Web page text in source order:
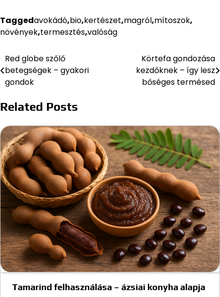
Taggedavokádó,bio,kertészet,magról,mítoszok,
növények,termesztés,valóság
Bejegyzés
navigáció
Red globe szőlő
betegségek – gyakori
gondok
Körtefa gondozása
kezdőknek – így lesz
bőséges termésed
Related Posts
Tamarind felhasználása – ázsiai konyha alapja